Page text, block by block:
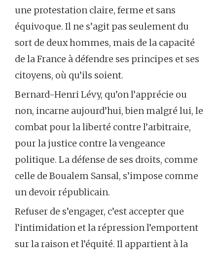
une protestation claire, ferme et sans
équivoque. Il ne s’agit pas seulement du
sort de deux hommes, mais de la capacité
de la France à défendre ses principes et ses
citoyens, où qu’ils soient.
Bernard-Henri Lévy, qu’on l’apprécie ou
non, incarne aujourd’hui, bien malgré lui, le
combat pour la liberté contre l’arbitraire,
pour la justice contre la vengeance
politique. La défense de ses droits, comme
celle de Boualem Sansal, s’impose comme
un devoir républicain.
Refuser de s’engager, c’est accepter que
l’intimidation et la répression l’emportent
sur la raison et l’équité. Il appartient à la